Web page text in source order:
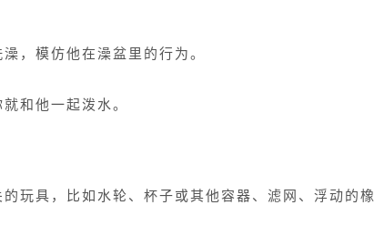
，模仿他在澡盆里的行为。
和他一起泼水。
玩具，比如水轮、杯子或其他容器、滤网、浮动的